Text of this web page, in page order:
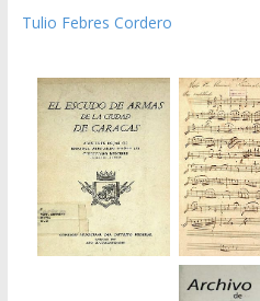
Tulio Febres Cordero